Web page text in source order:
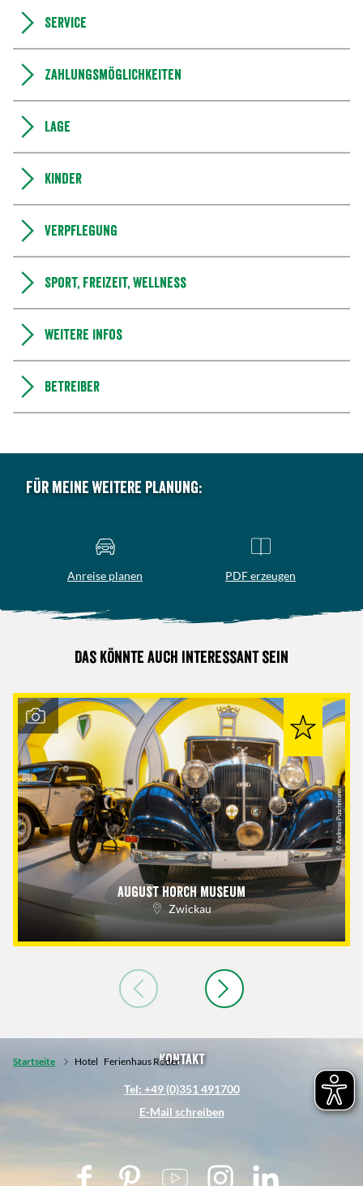
Service
Zahlungsmöglichkeiten
Lage
Kinder
Verpflegung
Sport, Freizeit, Wellness
Weitere Infos
Betreiber
Für meine weitere Planung:
Anreise planen PDF erzeugen
Das könnte auch interessant sein
August Horch Museum
Zwickau
© Andreas Puschmann
Startseite Hotel Ferienhaus RöderKontakt
Tel: +49 (0)351 491700
E-Mail schreiben